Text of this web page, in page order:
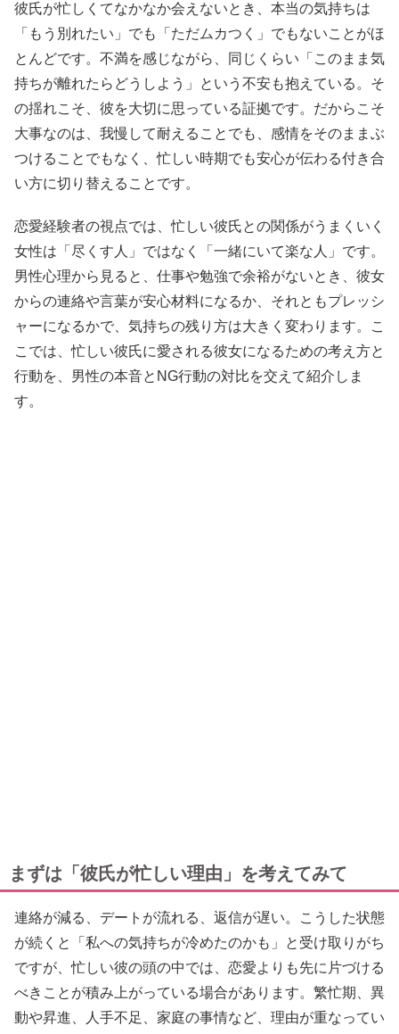
彼氏が忙しくてなかなか会えないとき、本当の気持ちは
「もう別れたい」でも「ただムカつく」でもないことがほ
とんどです。不満を感じながら、同じくらい「このまま気
持ちが離れたらどうしよう」という不安も抱えている。そ
の揺れこそ、彼を大切に思っている証拠です。だからこそ
大事なのは、我慢して耐えることでも、感情をそのままぶ
つけることでもなく、忙しい時期でも安心が伝わる付き合
い方に切り替えることです。
恋愛経験者の視点では、忙しい彼氏との関係がうまくいく
女性は「尽くす人」ではなく「一緒にいて楽な人」です。
男性心理から見ると、仕事や勉強で余裕がないとき、彼女
からの連絡や言葉が安心材料になるか、それともプレッシ
ャーになるかで、気持ちの残り方は大きく変わります。こ
こでは、忙しい彼氏に愛される彼女になるための考え方と
行動を、男性の本音とNG行動の対比を交えて紹介しま
す。
まずは「彼氏が忙しい理由」を考えてみて
連絡が減る、デートが流れる、返信が遅い。こうした状態
が続くと「私への気持ちが冷めたのかも」と受け取りがち
ですが、忙しい彼の頭の中では、恋愛よりも先に片づける
べきことが積み上がっている場合があります。繁忙期、異
動や昇進、人手不足、家庭の事情など、理由が重なってい